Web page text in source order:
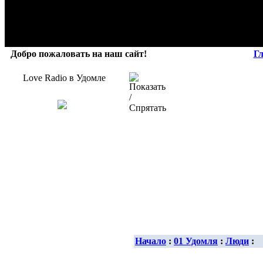
Добро пожаловать на наш сайт!
Love Radio в Удомле
Начало : 01 Удомля : Люди :